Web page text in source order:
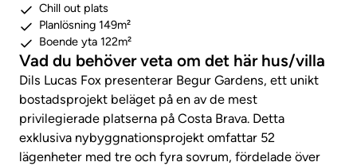
Chill out plats
Planlösning 149m²
Boende yta 122m²
Vad du behöver veta om det här hus/villa
Dils Lucas Fox presenterar Begur Gardens, ett unikt
bostadsprojekt beläget på en av de mest
privilegierade platserna på Costa Brava. Detta
exklusiva nybyggnationsprojekt omfattar 52
lägenheter med tre och fyra sovrum, fördelade över